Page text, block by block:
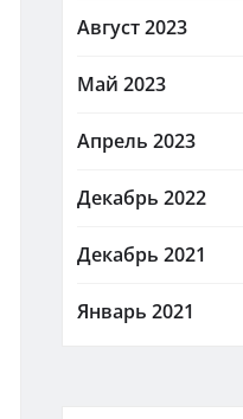
Август 2023
Май 2023
Апрель 2023
Декабрь 2022
Декабрь 2021
Январь 2021